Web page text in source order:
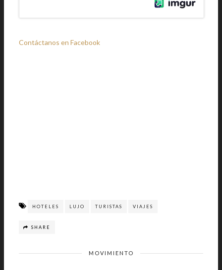
Contáctanos en Facebook
HOTELES LUJO TURISTAS VIAJES
SHARE
MOVIMIENTO